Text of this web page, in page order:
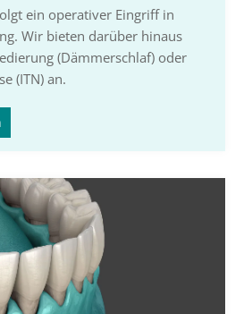
ein operativer Eingriff in
Wir bieten darüber hinaus
(Dämmerschlaf) oder
(ITN) an.